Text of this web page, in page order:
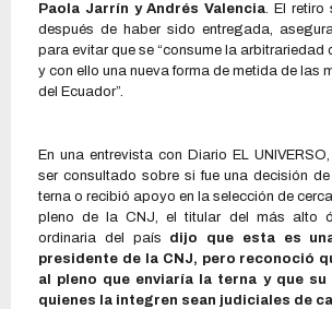
Paola Jarrín y Andrés Valencia. El retiro
después de haber sido entregada,
para evitar que se “consume la arbitrariedad
y con ello una nueva forma de metida de las
del Ecuador”.
En una entrevista con Diario EL
ser consultado sobre si fue una decisión
terna o recibió apoyo en la selección de
pleno de la CNJ, el titular del más alto
ordinaria del país dijo que esta es
presidente de la CNJ, pero reconoció
al pleno que enviaría la terna y que
quienes la integren sean judiciales de